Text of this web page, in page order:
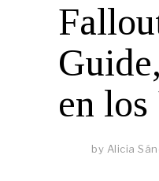
en
by Alicia